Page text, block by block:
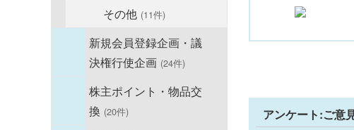
その他 (11件)
新規会員登録企画・議
決権行使企画 (24件)
株主ポイント・物品交
換 (20件) アンケート:ご意